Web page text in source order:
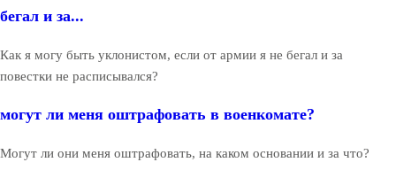
бегал и за...
Как я могу быть уклонистом, если от армии я не бегал и за
повестки не расписывался?
могут ли меня оштрафовать в военкомате?
Могут ли они меня оштрафовать, на каком основании и за что?